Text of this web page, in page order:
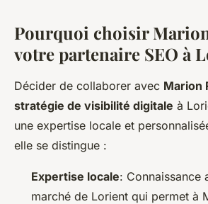
Pourquoi choisir
votre partenaire SEO à
Décider de collaborer avec Marion
stratégie de visibilité digitale à
une expertise locale et
elle se distingue :
Expertise locale: Connaissance
marché de Lorient qui permet à